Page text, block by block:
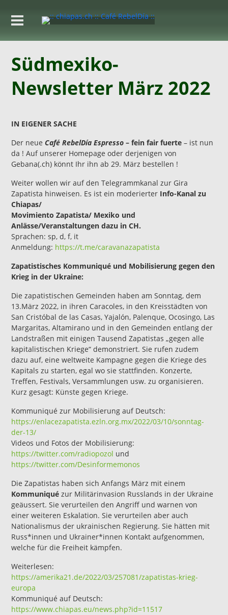
Südmexiko-
Newsletter März 2022
IN EIGENER SACHE
Der neue Café RebelDía Espresso – fein fair fuerte – ist nun
da ! Auf unserer Homepage oder derjenigen von
Gebana(.ch) könnt Ihr ihn ab 29. März bestellen !
Weiter wollen wir auf den Telegrammkanal zur Gira
Zapatista hinweisen. Es ist ein moderierter Info-Kanal zu
Chiapas/
Movimiento Zapatista/ Mexiko und
Anlässe/Veranstaltungen dazu in CH.
Sprachen: sp, d, f, it
Anmeldung: https://t.me/caravanazapatista
Zapatistisches Kommuniqué und Mobilisierung gegen den
Krieg in der Ukraine:
Die zapatistischen Gemeinden haben am Sonntag, dem
13.März 2022, in ihren Caracoles, in den Kreisstädten von
San Cristóbal de las Casas, Yajalón, Palenque, Ocosingo, Las
Margaritas, Altamirano und in den Gemeinden entlang der
Landstraßen mit einigen Tausend Zapatistas „gegen alle
kapitalistischen Kriege“ demonstriert. Sie rufen zudem
dazu auf, eine weltweite Kampagne gegen die Kriege des
Kapitals zu starten, egal wo sie stattfinden. Konzerte,
Treffen, Festivals, Versammlungen usw. zu organisieren.
Kurz gesagt: Künste gegen Kriege.
Kommuniqué zur Mobilisierung auf Deutsch:
https://enlacezapatista.ezln.org.mx/2022/03/10/sonntag-
der-13/
Videos und Fotos der Mobilisierung:
https://twitter.com/radiopozol und
https://twitter.com/Desinformemonos
Die Zapatistas haben sich Anfangs März mit einem
Kommuniqué zur Militärinvasion Russlands in der Ukraine
geäussert. Sie verurteilen den Angriff und warnen von
einer weiteren Eskalation. Sie verurteilen aber auch
Nationalismus der ukrainischen Regierung. Sie hätten mit
Russ*innen und Ukrainer*innen Kontakt aufgenommen,
welche für die Freiheit kämpfen.
Weiterlesen:
https://amerika21.de/2022/03/257081/zapatistas-krieg-
europa
Kommuniqué auf Deutsch:
https://www.chiapas.eu/news.php?id=11517